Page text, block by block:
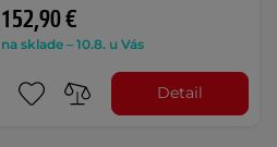
152,90 €
na sklade – 10.8. u Vás
Detail